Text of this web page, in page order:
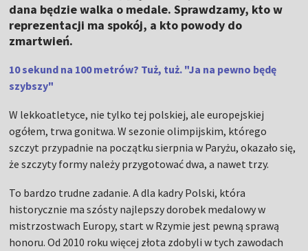
dana będzie walka o medale. Sprawdzamy, kto w
reprezentacji ma spokój, a kto powody do
zmartwień.
10 sekund na 100 metrów? Tuż, tuż. "Ja na pewno będę
szybszy"
W lekkoatletyce, nie tylko tej polskiej, ale europejskiej
ogółem, trwa gonitwa. W sezonie olimpijskim, którego
szczyt przypadnie na początku sierpnia w Paryżu, okazało się,
że szczyty formy należy przygotować dwa, a nawet trzy.
To bardzo trudne zadanie. A dla kadry Polski, która
historycznie ma szósty najlepszy dorobek medalowy w
mistrzostwach Europy, start w Rzymie jest pewną sprawą
honoru. Od 2010 roku więcej złota zdobyli w tych zawodach